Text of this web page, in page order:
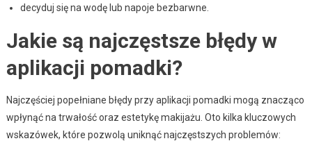
decyduj się na wodę lub napoje bezbarwne.
Jakie są najczęstsze błędy w
aplikacji pomadki?
Najczęściej popełniane błędy przy aplikacji pomadki mogą znacząco
wpłynąć na trwałość oraz estetykę makijażu. Oto kilka kluczowych
wskazówek, które pozwolą uniknąć najczęstszych problemów: